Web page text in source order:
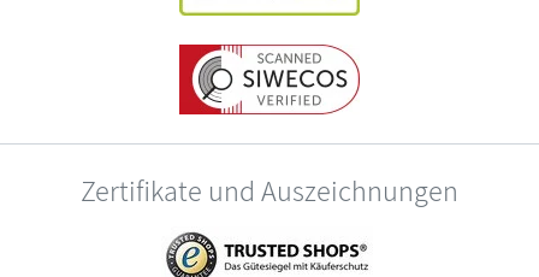
Zertifikate und Auszeichnungen